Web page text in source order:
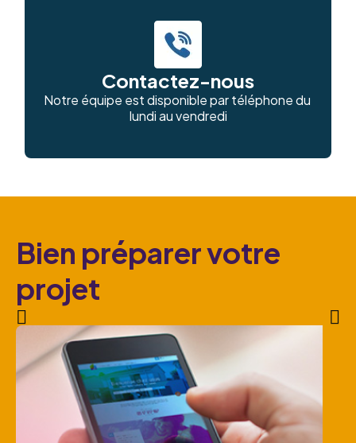
Contactez-nous
Notre équipe est disponible par téléphone du
lundi au vendredi
Bien préparer votre
projet